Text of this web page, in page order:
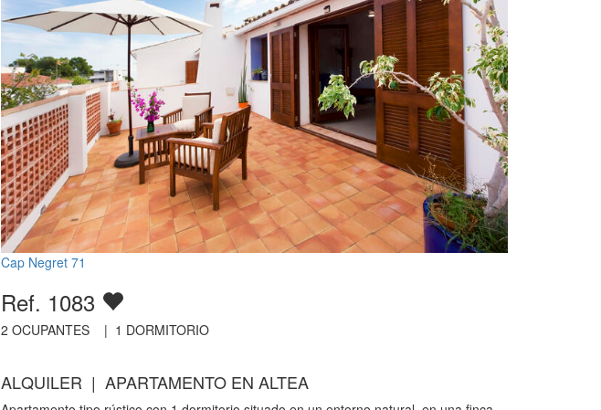
Cap Negret 71
Ref. 1083
2 OCUPANTES | 1 DORMITORIO
ALQUILER | APARTAMENTO EN ALTEA